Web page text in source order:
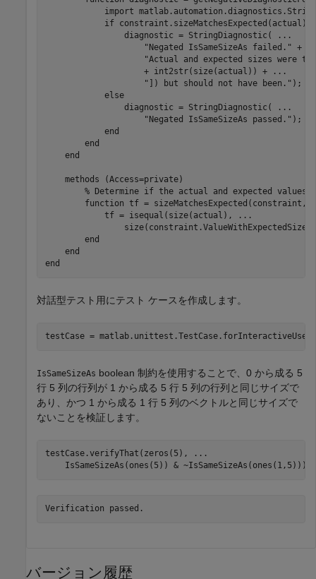
            import
if constraint.sizeMatchesExpected(actual)
                diagnostic = StringDiagnostic(
...
"Negated IsSameSizeAs failed." +
"Actual and expected sizes were
                    + int2str(size(actual)) +
...
"]) but should not have been." );
else
                diagnostic = StringDiagnostic(
...
"Negated IsSameSizeAs passed." );
end
end
end
methods (Access=private)
% Determine if the actual and expected values
function tf =
            tf = isequal(size(actual),
...
end
end
end
対話型テスト用にテスト ケースを作成します。
testCase = matlab.unittest.TestCase.forInteractiveUse;
IsSameSizeAs boolean 制約を使用することで、0 から成る 5
行 5 列の行列が 1 から成る 5 行 5 列の行列と同じサイズで
あり、かつ 1 から成る 1 行 5 列のベクトルと同じサイズで
ないことを検証します。
testCase.verifyThat(zeros(5),
...
    IsSameSizeAs(ones(5)) & ~IsSameSizeAs(ones(1,5)))
Verification passed.
バージョン履歴